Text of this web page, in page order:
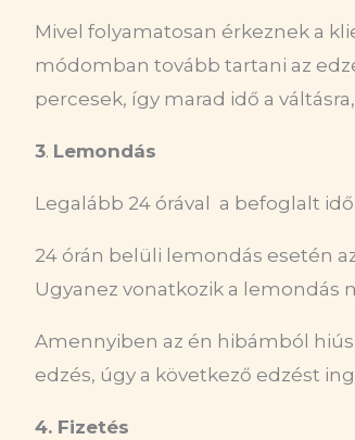
Mivel folyamatosan érkeznek a
módomban tovább tartani az
percesek, így marad idő a
3. Lemondás
Legalább 24 órával a befoglalt
24 órán belüli lemondás esetén
Ugyanez vonatkozik a lemondás
Amennyiben az én hibámból
edzés, úgy a következő edzést
4. Fizetés